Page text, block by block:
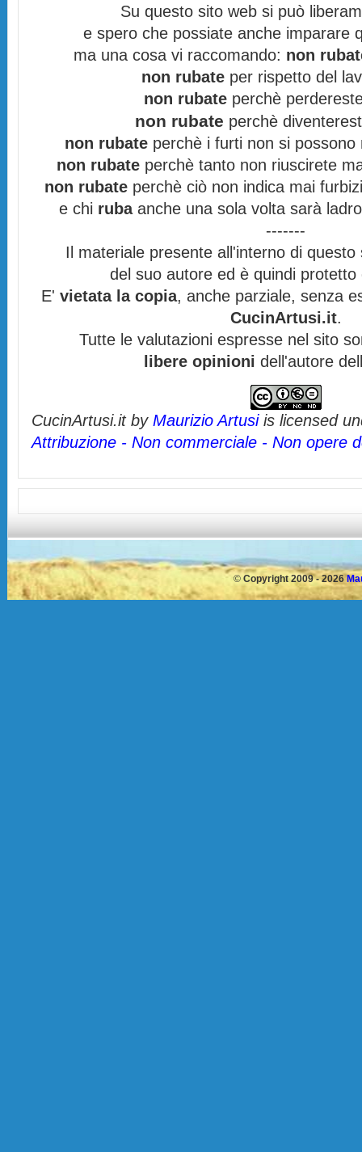
Su questo sito web si può
e spero che possiate anche imparare
ma una cosa vi raccomando: non
non rubate per rispetto del
non rubate perchè
non rubate perchè
non rubate perchè i furti non si
non rubate perchè tanto non riuscirete
non rubate perchè ciò non indica mai
e chi rubaanche una sola volta sarà
-------
Il materiale presente all'interno di
del suo autore ed è quindi
E' vietata la copia, anche parziale, senza
CucinArtusi.it.
Tutte le valutazioni espresse nel sito
libere opinioni dell'autore
CucinArtusi.itby Maurizio Artusiis licensed
Attribuzione - Non commerciale - Non opere
© Copyright 2009 - 2026